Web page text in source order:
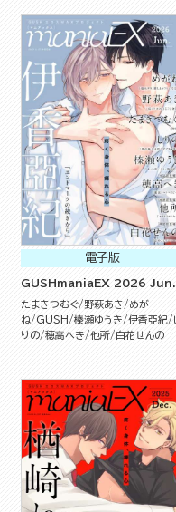
電子版
GUSHmaniaEX 2026 Jun.
たまきつむぐ 野萩あき
めが
ね
GUSH 榛瀬ゆうき 伊香亞紀
りの 穂高へき 他所 白花せんの